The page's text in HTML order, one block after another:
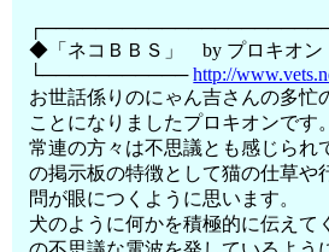
◆「ネコＢＢＳ」 by プロキオン
└───────────http://
お世話係りのにゃん吉さんの多忙
ことになりましたプロキオンです。
常連の方々は不思議とも感じられ
の掲示板の特徴として猫の仕草や
問が眼につくように思います。
犬のように何かを積極的に伝えて